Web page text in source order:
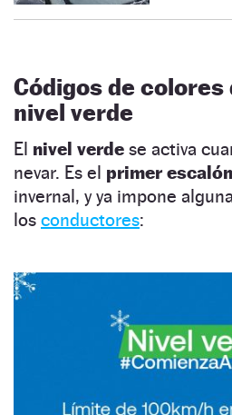
Códigos de colores
nivel verde
El nivel verde se activa
nevar. Es el primer escalón
invernal, y ya impone
los conductores: